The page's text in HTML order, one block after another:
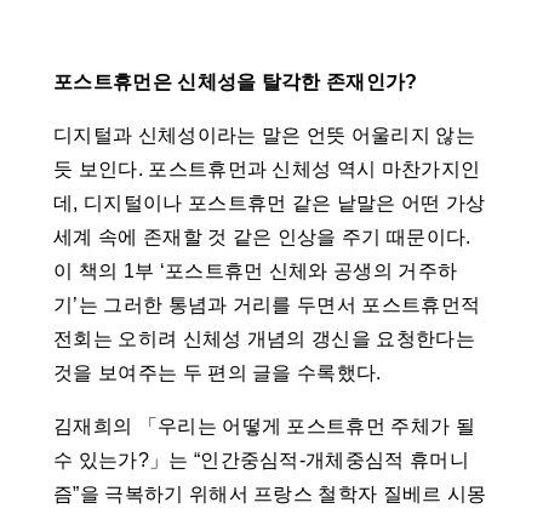
포스트휴먼은 신체성을 탈각한 존재인가?
디지털과 신체성이라는 말은 언뜻 어울리지 않는
듯 보인다. 포스트휴먼과 신체성 역시 마찬가지인
데, 디지털이나 포스트휴먼 같은 낱말은 어떤 가상
세계 속에 존재할 것 같은 인상을 주기 때문이다.
이 책의 1부 ‘포스트휴먼 신체와 공생의 거주하
기’는 그러한 통념과 거리를 두면서 포스트휴먼적
전회는 오히려 신체성 개념의 갱신을 요청한다는
것을 보여주는 두 편의 글을 수록했다.
김재희의 「우리는 어떻게 포스트휴먼 주체가 될
수 있는가?」는 “인간중심적-개체중심적 휴머니
즘”을 극복하기 위해서 프랑스 철학자 질베르 시몽